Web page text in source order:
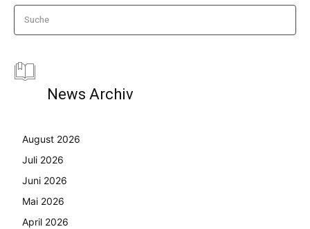
Suche
News Archiv
August 2026
Juli 2026
Juni 2026
Mai 2026
April 2026